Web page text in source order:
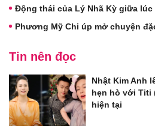
Động thái của Lý Nhã Kỳ giữa lúc
Phương Mỹ Chi úp mở chuyện
Tin nên đọc
Nhật Kim Anh
hẹn hò với Titi
hiện tại